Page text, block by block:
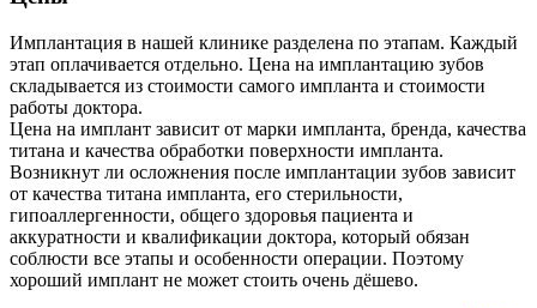
Имплантация в нашей клинике разделена по этапам. Каждый
этап оплачивается отдельно. Цена на имплантацию зубов
складывается из стоимости самого импланта и стоимости
работы доктора.
Цена на имплант зависит от марки импланта, бренда, качества
титана и качества обработки поверхности импланта.
Возникнут ли осложнения после имплантации зубов зависит
от качества титана импланта, его стерильности,
гипоаллергенности, общего здоровья пациента и
аккуратности и квалификации доктора, который обязан
соблюсти все этапы и особенности операции. Поэтому
хороший имплант не может стоить очень дёшево.